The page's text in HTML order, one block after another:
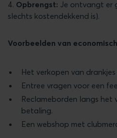
4. Opbrengst: Je ontvangt er
slechts kostendekkend is).
Voorbeelden van
Het verkopen van
Entree vragen voor een
Reclameborden langs
betaling.
Een webshop met